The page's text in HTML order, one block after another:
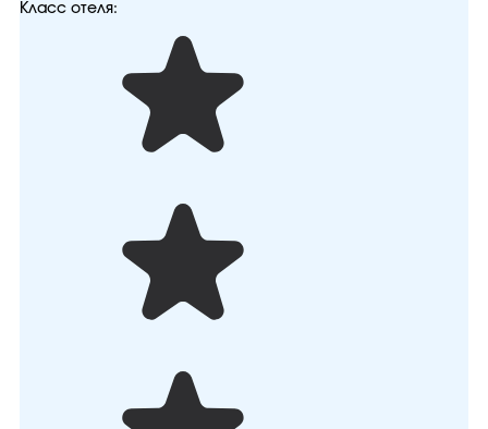
Класс отеля: